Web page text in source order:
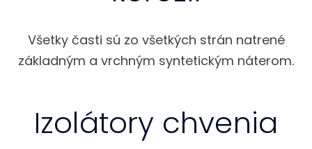
Všetky časti sú zo všetkých strán natrené
základným a vrchným syntetickým náterom.
Izolátory chvenia